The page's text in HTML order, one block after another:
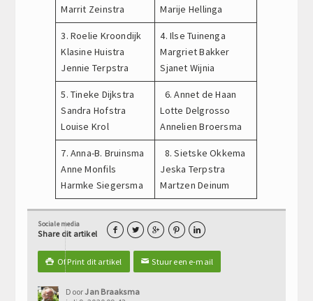
Marrit Zeinstra
Marije Hellinga
3. Roelie Kroondijk
Klasine Huistra
Jennie Terpstra
4. Ilse Tuinenga
Margriet Bakker
Sjanet Wijnia
5. Tineke Dijkstra
Sandra Hofstra
Louise Krol
6. Annet de Haan
Lotte Delgrosso
Annelien Broersma
7. Anna-B. Bruinsma
Anne Monfils
Harmke Siegersma
8. Sietske Okkema
Jeska Terpstra
Martzen Deinum
Sociale media
Share dit artikel     
 Of Print dit artikel ✉Stuur een e-mail
DoorJan Braaksma